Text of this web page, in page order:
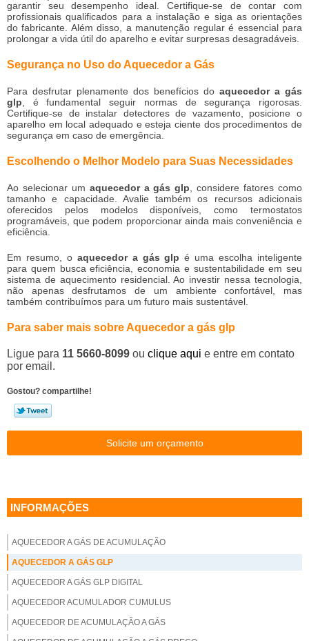
garantir seu desempenho ideal. Certifique-se de contar com
profissionais qualificados para a instalação e siga as orientações
do fabricante. Além disso, a manutenção regular é essencial para
prolongar a vida útil do aparelho e evitar surpresas desagradáveis.
Segurança no Uso do Aquecedor a Gás
Para desfrutar plenamente dos benefícios do aquecedor a gás
glp , é fundamental seguir normas de segurança rigorosas.
Certifique-se de instalar detectores de vazamento, posicione o
aparelho em local adequado e esteja ciente dos procedimentos de
segurança em caso de emergência.
Escolhendo o Melhor Modelo para Suas Necessidades
Ao selecionar um aquecedor a gás glp , considere fatores como
tamanho e capacidade. Avalie também os recursos adicionais
oferecidos pelos modelos disponíveis, como termostatos
programáveis, que podem proporcionar ainda mais conveniência e
eficiência.
Em resumo, o aquecedor a gás glp é uma escolha inteligente
para quem busca eficiência, economia e sustentabilidade em seu
sistema de aquecimento residencial. Ao investir nessa tecnologia,
não apenas desfrutamos de um ambiente confortável, mas
também contribuímos para um futuro mais sustentável.
Para saber mais sobre Aquecedor a gás glp
Ligue para 11 5660-8099 ou clique aqui e entre em contato
por email.
Gostou? compartilhe!
Solicite um orçamento
INFORMAÇÕES
AQUECEDOR A GÁS DE ACUMULAÇÃO
AQUECEDOR A GÁS GLP
AQUECEDOR A GÁS GLP DIGITAL
AQUECEDOR ACUMULADOR CUMULUS
AQUECEDOR DE ACUMULAÇÃO A GÁS